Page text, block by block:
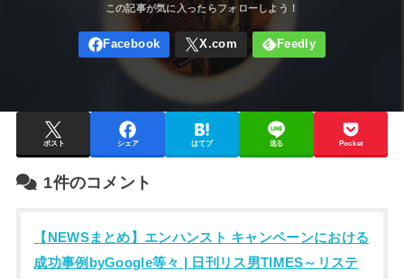
ポスト シェア はてブ 送る Pocket
1件のコメント
【NEWSまとめ】エンハンスト キャンペーンにおける
成功事例byGoogle等々 | 日刊リス男TIMES～リステ